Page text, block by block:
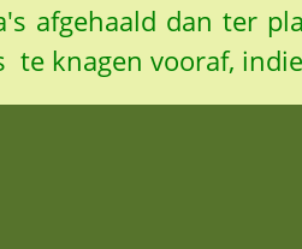
afgehaald dan ter
te knagen vooraf,